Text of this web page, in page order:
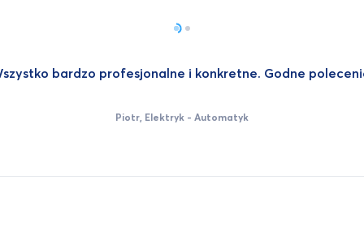
bardzo profesjonalne i konkretne. Godne
Piotr, Elektryk - Automatyk